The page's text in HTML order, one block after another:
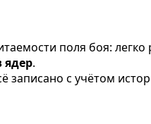
поля боя:
.
с учётом